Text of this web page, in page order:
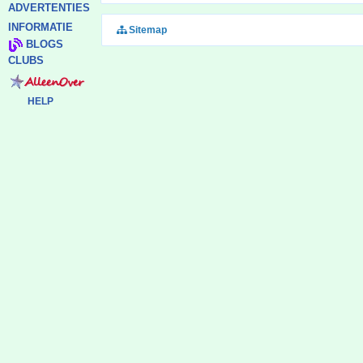
ADVERTENTIES
INFORMATIE
BLOGS
CLUBS
HELP
Sitemap